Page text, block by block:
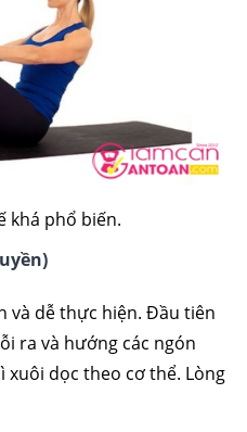
khá phổ biến.
và dễ thực hiện. Đầu tiên
ra và hướng các ngón
xuôi dọc theo cơ thể. Lòng